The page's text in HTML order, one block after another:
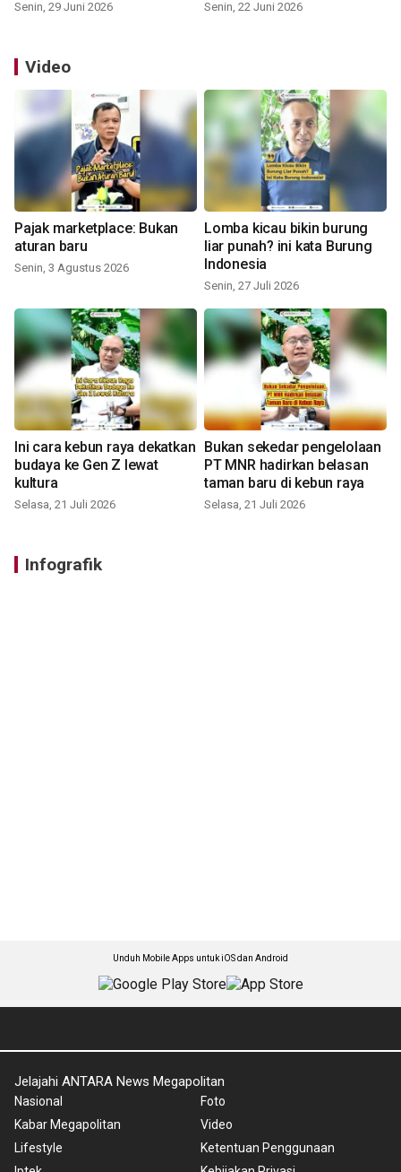
Senin, 29 Juni 2026 Senin, 22 Juni 2026
Video
Pajak marketplace: Bukan
aturan baru
Senin, 3 Agustus 2026
Lomba kicau bikin burung
liar punah? ini kata Burung
Indonesia
Senin, 27 Juli 2026
Ini cara kebun raya dekatkan
budaya ke Gen Z lewat
kultura
Selasa, 21 Juli 2026
Bukan sekedar pengelolaan
PT MNR hadirkan belasan
taman baru di kebun raya
Selasa, 21 Juli 2026
Infografik
Unduh Mobile Apps untuk iOS dan Android
Jelajahi ANTARA News Megapolitan
Nasional
Kabar Megapolitan
Lifestyle
Foto
Video
Ketentuan Penggunaan